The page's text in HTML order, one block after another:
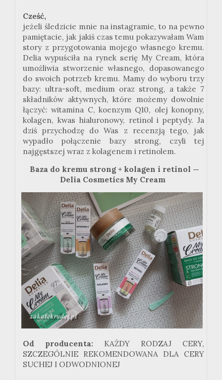
Cześć,
jeżeli śledzicie mnie na instagramie, to na pewno
pamiętacie, jak jakiś czas temu pokazywałam Wam
story z przygotowania mojego własnego kremu.
Delia wypuściła na rynek serię My Cream, która
umożliwia stworzenie własnego, dopasowanego
do swoich potrzeb kremu. Mamy do wyboru trzy
bazy: ultra-soft, medium oraz strong, a także 7
składników aktywnych, które możemy dowolnie
łączyć: witamina C, koenzym Q10, olej konopny,
kolagen, kwas hialuronowy, retinol i peptydy. Ja
dziś przychodzę do Was z recenzją tego, jak
wypadło połączenie bazy strong, czyli tej
najgęstszej wraz z kolagenem i retinolem.
Baza do kremu strong + kolagen i retinol —
Delia Cosmetics My Cream
Od producenta: KAŻDY RODZAJ CERY,
SZCZEGÓLNIE REKOMENDOWANA DLA CERY
SUCHEJ I ODWODNIONEJ